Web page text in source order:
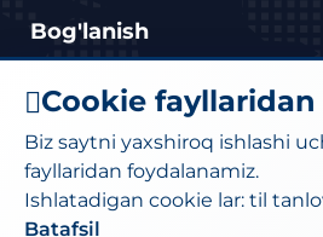
Cookie
Biz saytni yaxshiroq ishlashi
fayllaridan foydalanamiz.
Ishlatadigan cookie lar: til
Batafsil
Bog'lanish
Husayn Boyqaro ko'chasi, 27a-
Telefon :(71) 295-34-18,
Elektron pochta:
kanselariya@exat.uz